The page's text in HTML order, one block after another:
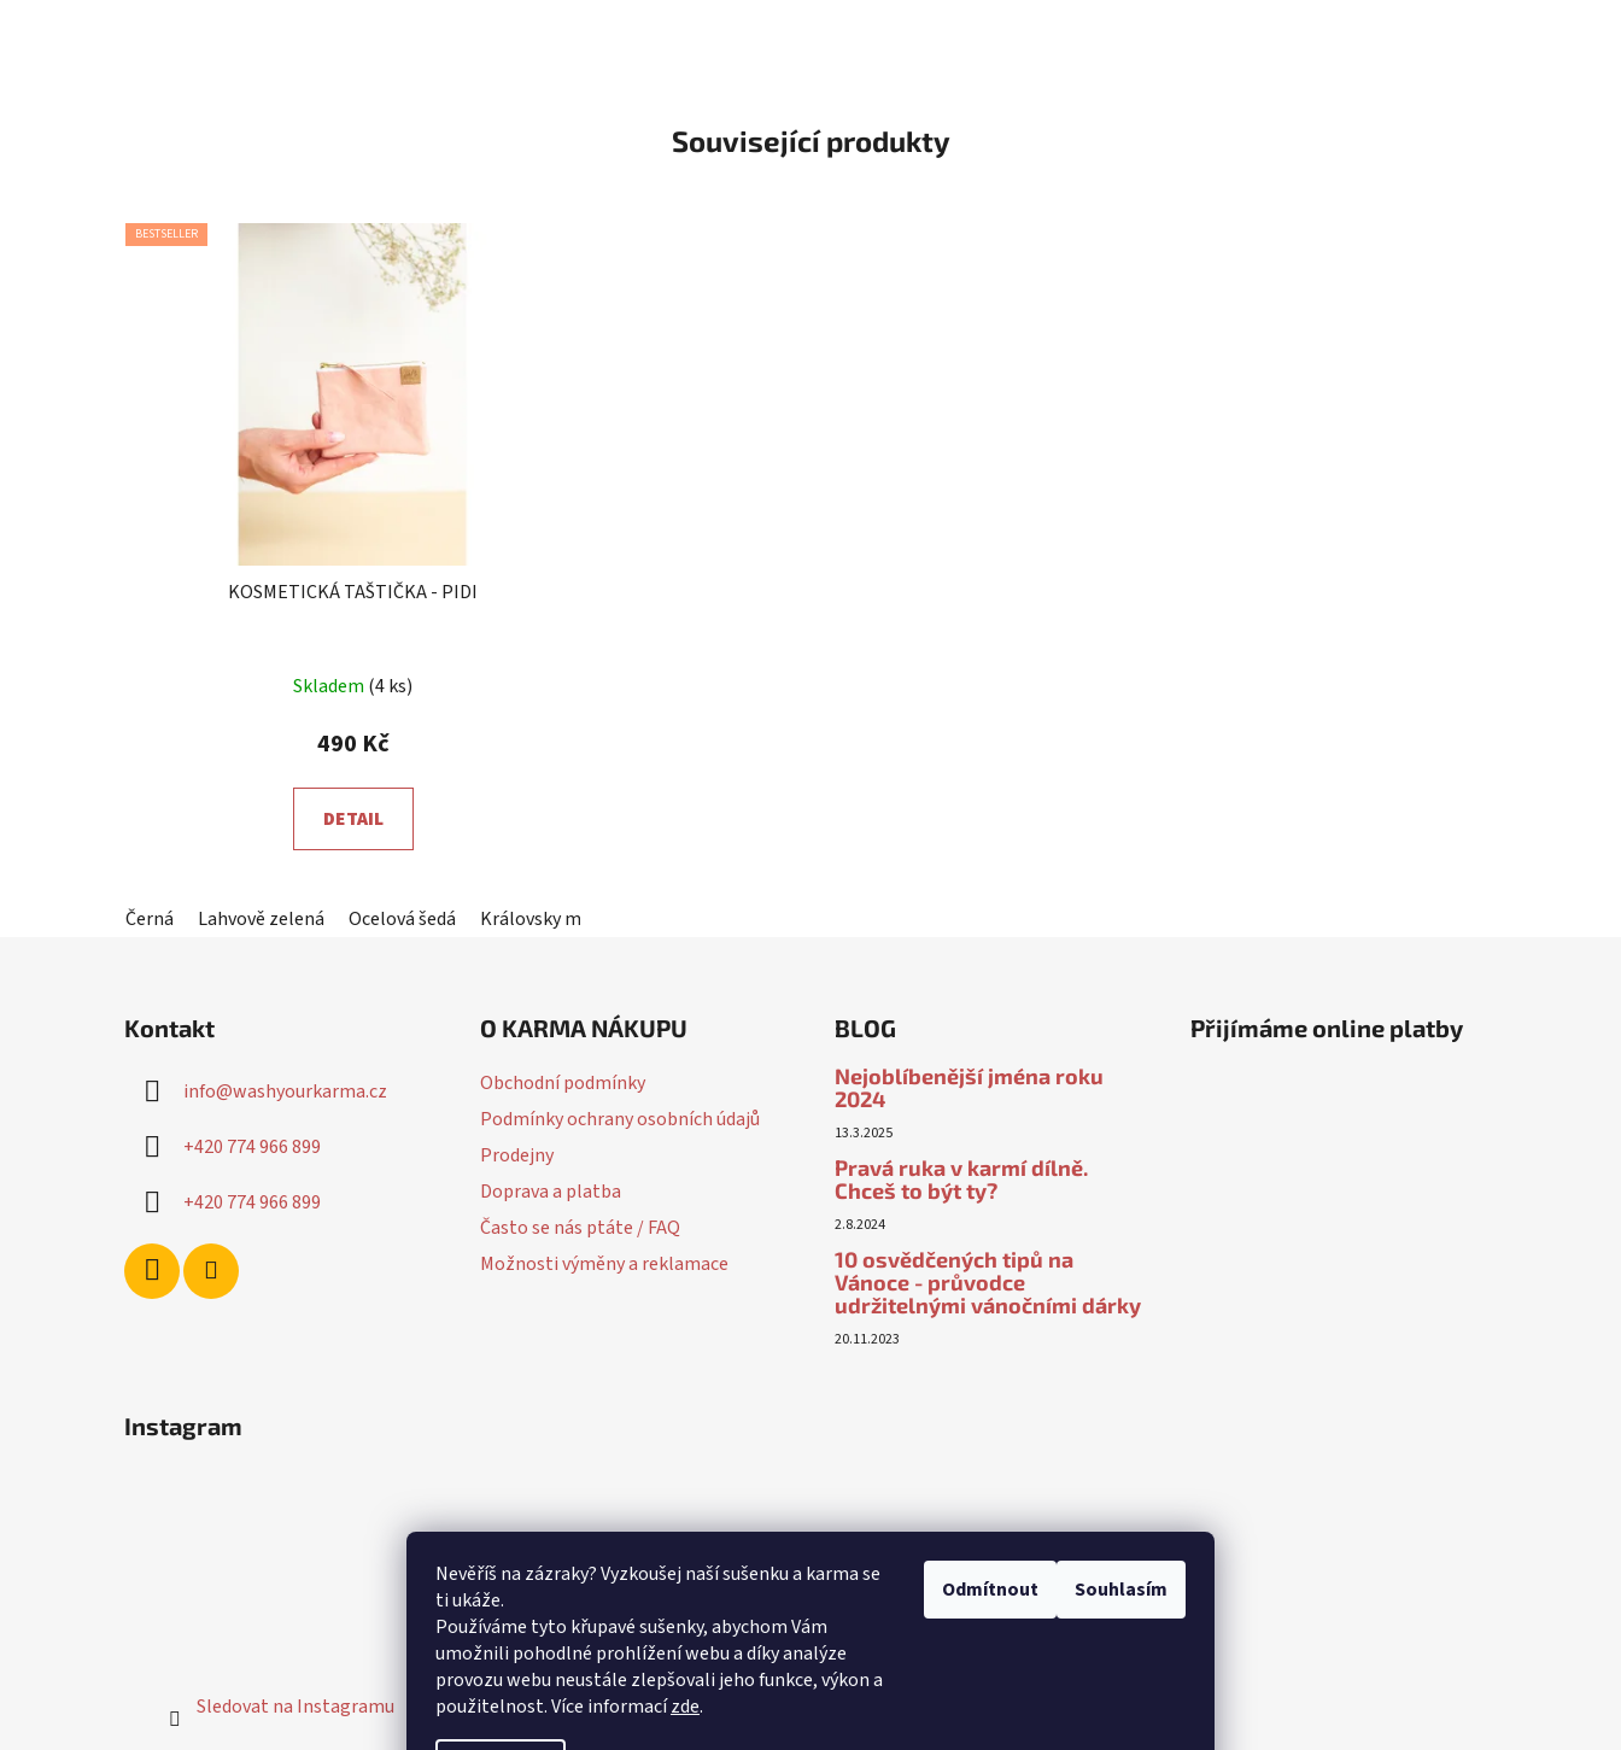
Nevěříš na zázraky? Vyzkoušej naší sušenku a karma se
ti ukáže.
Používáme tyto křupavé sušenky, abychom Vám
umožnili pohodlné prohlížení webu a díky analýze
provozu webu neustále zlepšovali jeho funkce, výkon a
použitelnost.Více informacízde.
Odmítnout Souhlasím
Související produkty
BESTSELLER
KOSMETICKÁ TAŠTIČKA - PIDI
hodnocení
produktu
5,0
z
Skladem (4 ks)
490 Kč
DETAIL
Černá Lahvově zelená Ocelová šedá Královsky modrá
Kontakt
info@washyourkarma.cz
+420 774 966 899
+420 774 966 899
O KARMA NÁKUPU
Obchodní podmínky
Podmínky ochrany osobních údajů
Prodejny
Doprava a platba
Často se nás ptáte / FAQ
Možnosti výměny a reklamace
BLOG
Nejoblíbenější jména roku
2024
13.3.2025
Pravá ruka v karmí dílně.
Chceš to být ty?
2.8.2024
10 osvědčených tipů na
Vánoce - průvodce
udržitelnými vánočními dárky
20.11.2023
Přijímáme online platby
Instagram
Sledovat na Instagramu